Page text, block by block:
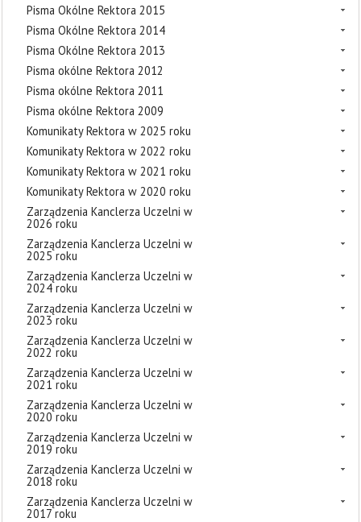
Pisma Okólne Rektora 2015
Pisma Okólne Rektora 2014
Pisma Okólne Rektora 2013
Pisma okólne Rektora 2012
Pisma okólne Rektora 2011
Pisma okólne Rektora 2009
Komunikaty Rektora w 2025 roku
Komunikaty Rektora w 2022 roku
Komunikaty Rektora w 2021 roku
Komunikaty Rektora w 2020 roku
Zarządzenia Kanclerza Uczelni w
2026 roku
Zarządzenia Kanclerza Uczelni w
2025 roku
Zarządzenia Kanclerza Uczelni w
2024 roku
Zarządzenia Kanclerza Uczelni w
2023 roku
Zarządzenia Kanclerza Uczelni w
2022 roku
Zarządzenia Kanclerza Uczelni w
2021 roku
Zarządzenia Kanclerza Uczelni w
2020 roku
Zarządzenia Kanclerza Uczelni w
2019 roku
Zarządzenia Kanclerza Uczelni w
2018 roku
Zarządzenia Kanclerza Uczelni w
2017 roku